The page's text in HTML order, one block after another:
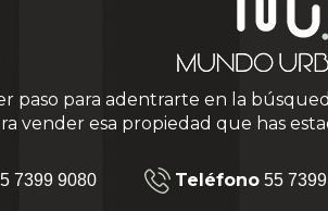
paso para adentrarte en la
vender esa propiedad que has
7399 9080 Teléfono 55